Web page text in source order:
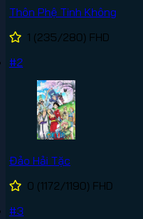
Thôn Phệ Tinh Không
1 (235/280) FHD
#2
Đảo Hải Tặc
0 (1172/1190) FHD
#3